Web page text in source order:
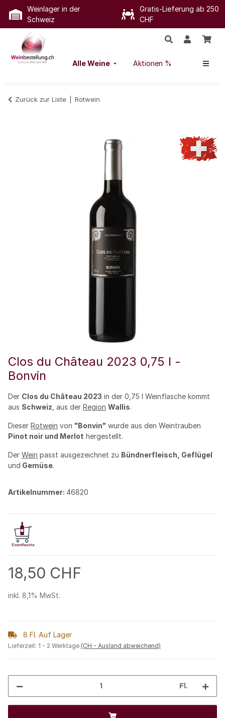
Weinlager in der
Schweiz
Gratis-Lieferung ab 250
CHF
Alle Weine Aktionen %
Zurück zur Liste Rotwein
Clos du Château 2023 0,75 l -
Bonvin
Der Clos du Château 2023 in der 0,75 l Weinflasche kommt
aus Schweiz , aus der Region Wallis.
Dieser Rotwein von "Bonvin" wurde aus den Weintrauben
Pinot noir und Merlot hergestellt.
Der Wein passt ausgezeichnet zu Bündnerfleisch, Geflügel
und Gemüse.
Artikelnummer: 46820
18,50 CHF
inkl. 8,1% MwSt.
8 Fl. Auf Lager
Lieferzeit: 1 - 2 Werktage (CH - Ausland abweichend)
Fl.